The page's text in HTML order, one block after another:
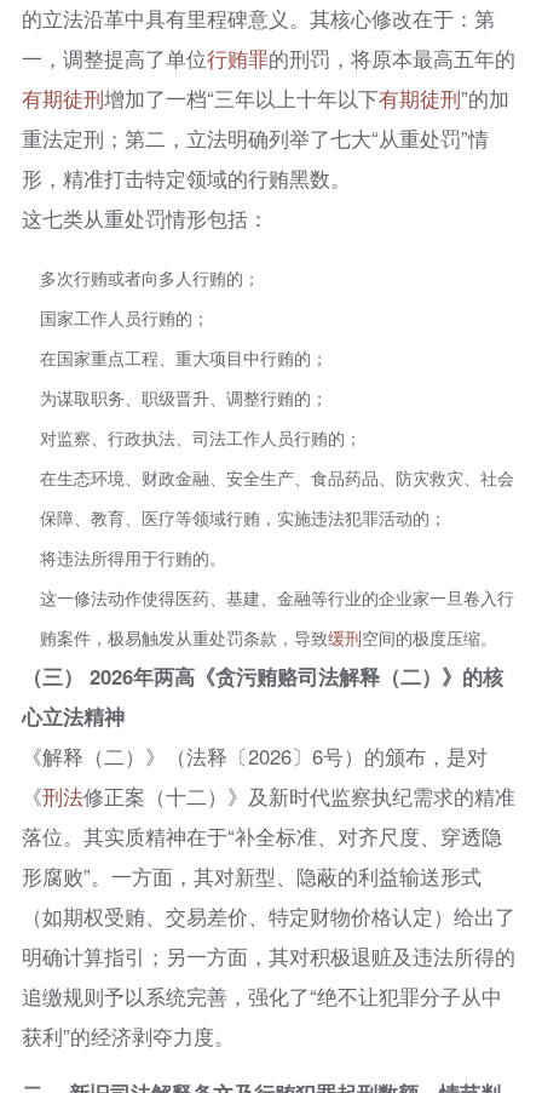
的立法沿革中具有里程碑意义。其核心修改在于：第
一，调整提高了单位行贿罪的刑罚，将原本最高五年的
有期徒刑增加了一档“三年以上十年以下有期徒刑”的加
重法定刑；第二，立法明确列举了七大“从重处罚”情
形，精准打击特定领域的行贿黑数。
这七类从重处罚情形包括：
多次行贿或者向多人行贿的；
国家工作人员行贿的；
在国家重点工程、重大项目中行贿的；
为谋取职务、职级晋升、调整行贿的；
对监察、行政执法、司法工作人员行贿的；
在生态环境、财政金融、安全生产、食品药品、防灾救灾、社会
保障、教育、医疗等领域行贿，实施违法犯罪活动的；
将违法所得用于行贿的。
这一修法动作使得医药、基建、金融等行业的企业家一旦卷入行
贿案件，极易触发从重处罚条款，导致缓刑空间的极度压缩。
（三） 2026年两高《贪污贿赂司法解释（二）》的核
心立法精神
《解释（二）》（法释〔2026〕6号）的颁布，是对
《刑法修正案（十二）》及新时代监察执纪需求的精准
落位。其实质精神在于“补全标准、对齐尺度、穿透隐
形腐败”。一方面，其对新型、隐蔽的利益输送形式
（如期权受贿、交易差价、特定财物价格认定）给出了
明确计算指引；另一方面，其对积极退赃及违法所得的
追缴规则予以系统完善，强化了“绝不让犯罪分子从中
获利”的经济剥夺力度。